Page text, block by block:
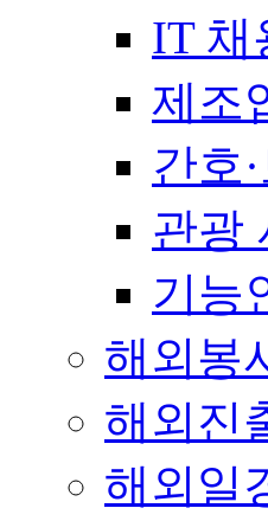
IT 채
제조
간호
관광
기능
해외봉
해외진
해외일